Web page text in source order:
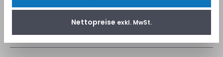
Datenblatt...Mehr lesen
Nettopreise exkl. MwSt.